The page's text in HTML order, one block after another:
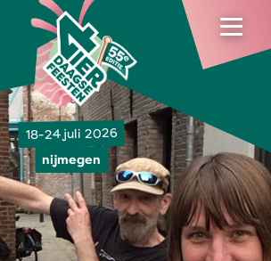
18-24 juli 2026
nijmegen